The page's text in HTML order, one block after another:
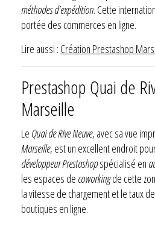
méthodes d’expédition. Cette
portée des commerces en ligne.
Lire aussi : Création Prestashop
Prestashop Quai de
Marseille
Le Quai de Rive Neuve, avec sa vue
Marseille, est un excellent endroit
développeur Prestashopspécialisé en
les espaces de coworkingde cette
la vitesse de chargement et le taux
boutiques en ligne.